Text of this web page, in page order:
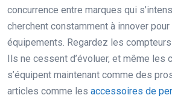
concurrence entre marques qui
cherchent constamment à innover
équipements. Regardez les
Ils ne cessent d’évoluer, et même les
s’équipent maintenant comme des
articles comme les accessoires de